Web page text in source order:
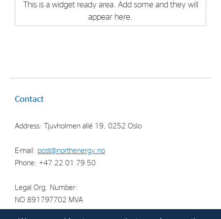
This is a widget ready area. Add some and they will
appear here.
Contact
Address: Tjuvholmen allé 19, 0252 Oslo
E-mail: post@northenergy.no
Phone: +47 22 01 79 50
Legal Org. Number:
NO 891797702 MVA